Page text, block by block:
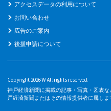
アクセスデータの利用について
お問い合わせ
広告のご案内
後援申請について
Copyright 2026 W All rights reserved.
神戸経済新聞に掲載の記事・写真・図表
戸経済新聞またはその情報提供者に属しま